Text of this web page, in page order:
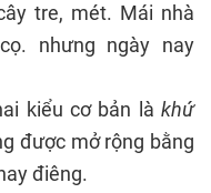
tre, mét. Mái nhà
nhưng ngày nay
kiểu cơ bản là khứ
được mở rộng bằng
điêng.